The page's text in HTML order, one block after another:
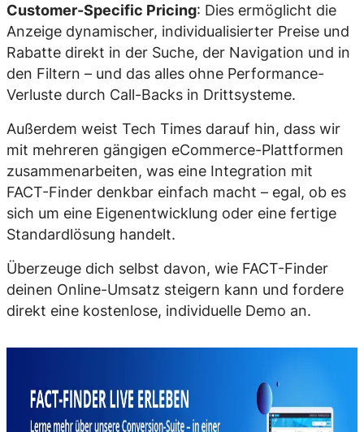
Customer-Specific Pricing: Dies ermöglicht die
Anzeige dynamischer, individualisierter Preise und
Rabatte direkt in der Suche, der Navigation und in
den Filtern – und das alles ohne Performance-
Verluste durch Call-Backs in Drittsysteme.
Außerdem weist Tech Times darauf hin, dass wir
mit mehreren gängigen eCommerce-Plattformen
zusammenarbeiten, was eine Integration mit
FACT-Finder denkbar einfach macht – egal, ob es
sich um eine Eigenentwicklung oder eine fertige
Standardlösung handelt.
Überzeuge dich selbst davon, wie FACT-Finder
deinen Online-Umsatz steigern kann und fordere
direkt eine kostenlose, individuelle Demo an.